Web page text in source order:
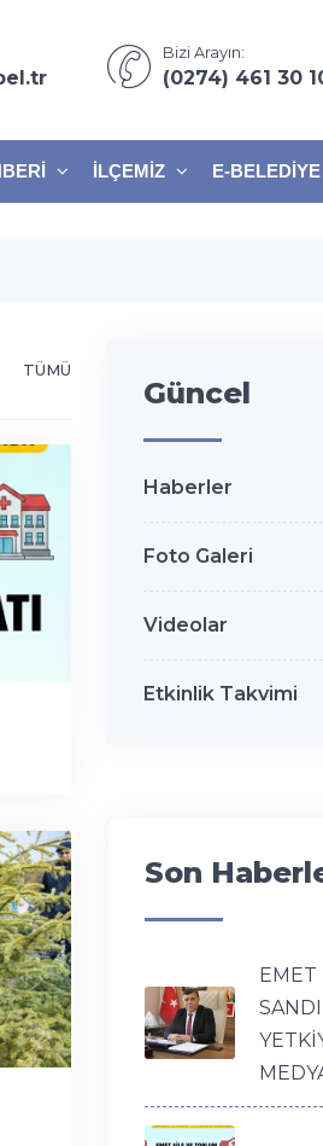
Bizi Arayın:
(0274) 461 30
İLÇEMIZ E-BELEDIYE
TÜMÜ
Güncel
Haberler
Foto Galeri
Videolar
Etkinlik Takvimi
Son
EMET